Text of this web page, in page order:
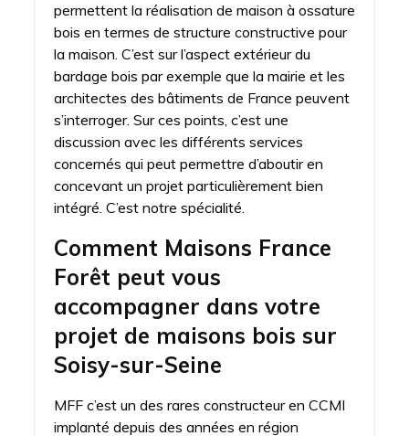
permettent la réalisation de maison à ossature
bois en termes de structure constructive pour
la maison. C’est sur l’aspect extérieur du
bardage bois par exemple que la mairie et les
architectes des bâtiments de France peuvent
s’interroger. Sur ces points, c’est une
discussion avec les différents services
concernés qui peut permettre d’aboutir en
concevant un projet particulièrement bien
intégré. C’est notre spécialité.
Comment Maisons France
Forêt peut vous
accompagner dans votre
projet de maisons bois sur
Soisy-sur-Seine
MFF c’est un des rares constructeur en CCMI
implanté depuis des années en région